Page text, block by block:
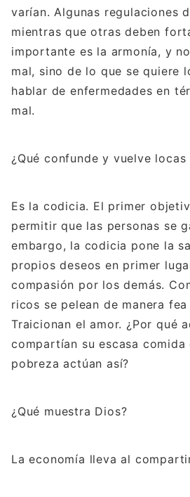
varían. Algunas regulaciones
mientras que otras deben
importante es la armonía, y
mal, sino de lo que se quiere
hablar de enfermedades en
mal.
¿Qué confunde y vuelve locas
Es la codicia. El primer
permitir que las personas se
embargo, la codicia pone la
propios deseos en primer
compasión por los demás.
ricos se pelean de manera
Traicionan el amor. ¿Por qué
compartían su escasa comida
pobreza actúan así?
¿Qué muestra Dios?
La economía lleva al